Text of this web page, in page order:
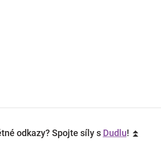
odkazy? Spojte síly s Dudlu! ⏫